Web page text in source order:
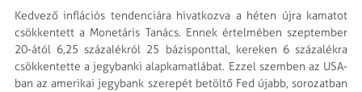
Kedvező inflációs tendenciára hivatkozva a héten újra kamatot
csökkentett a Monetáris Tanács. Ennek értelmében szeptember
20-ától 6,25 százalékról 25 bázisponttal, kereken 6 százalékra
csökkentette a jegybanki alapkamatlábat. Ezzel szemben az USA-
ban az amerikai jegybank szerepét betöltő Fed újabb, sorozatban